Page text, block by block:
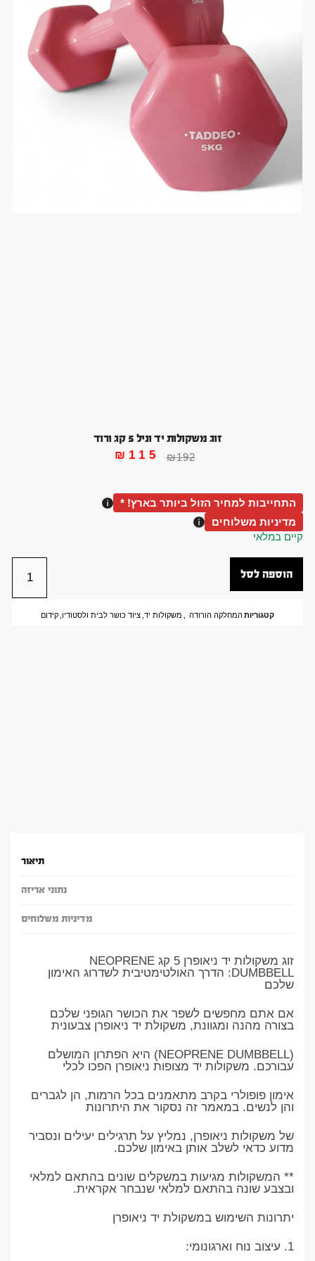
זוג משקולות יד וניל 5 קג ורוד
₪192
₪ 115
התחייבות למחיר הזול ביותר בארץ! *
מדיניות משלוחים
קיים במלאי
הוספה לסל
קטגוריותהמחלקה הורודה , משקולות יד,ציוד כושר לבית ולסטודיו,קידום
תיאור
נתוני אריזה
מדיניות משלוחים
זוג משקולות יד ניאופרן 5 קג NEOPRENE
DUMBBELL: הדרך האולטימטיבית לשדרוג האימון
שלכם
אם אתם מחפשים לשפר את הכושר הגופני שלכם
בצורה מהנה ומגוונת, משקולת יד ניאופרן צבעונית
(NEOPRENE DUMBBELL) היא הפתרון המושלם
עבורכם. משקולות יד מצופות ניאופרן הפכו לכלי
אימון פופולרי בקרב מתאמנים בכל הרמות, הן לגברים
והן לנשים. במאמר זה נסקור את היתרונות
של משקולות ניאופרן, נמליץ על תרגילים יעילים ונסביר
מדוע כדאי לשלב אותן באימון שלכם.
** המשקולות מגיעות במשקלים שונים בהתאם למלאי
ובצבע שונה בהתאם למלאי שנבחר אקראית.
יתרונות השימוש במשקולת יד ניאופרן
1. עיצוב נוח וארגונומי: